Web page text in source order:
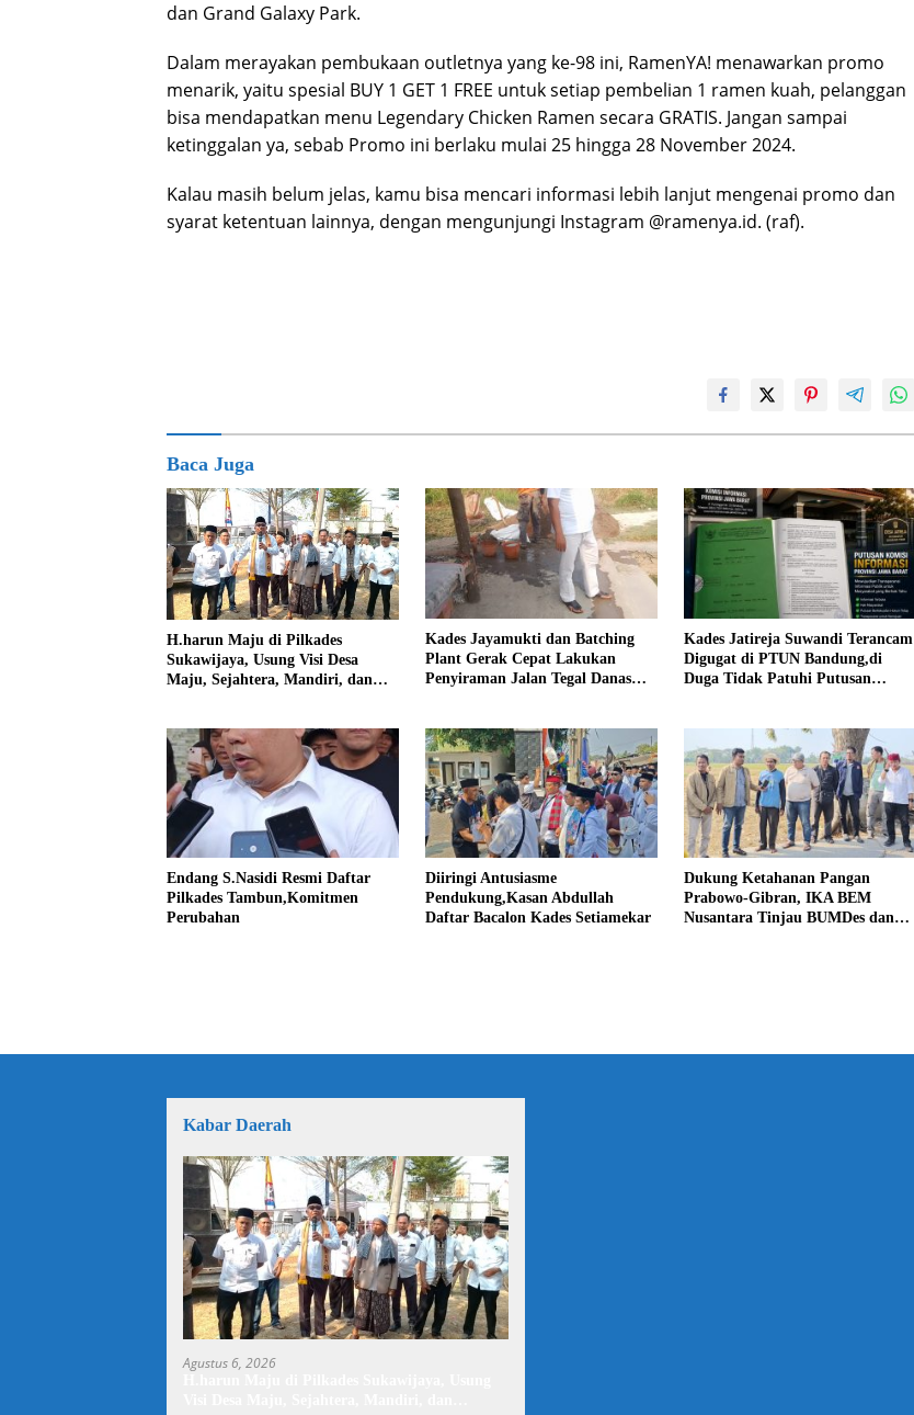
dan Grand Galaxy Park.
Dalam merayakan pembukaan outletnya yang ke-98 ini, RamenYA! menawarkan promo
menarik, yaitu spesial BUY 1 GET 1 FREE untuk setiap pembelian 1 ramen kuah, pelanggan
bisa mendapatkan menu Legendary Chicken Ramen secara GRATIS. Jangan sampai
ketinggalan ya, sebab Promo ini berlaku mulai 25 hingga 28 November 2024.
Kalau masih belum jelas, kamu bisa mencari informasi lebih lanjut mengenai promo dan
syarat ketentuan lainnya, dengan mengunjungi Instagram @ramenya.id. (raf).
Baca Juga
H.harun Maju di Pilkades
Sukawijaya, Usung Visi Desa
Maju, Sejahtera, Mandiri, dan
Kades Jayamukti dan Batching
Plant Gerak Cepat Lakukan
Penyiraman Jalan Tegal Danas
Kades Jatireja Suwandi Terancam
Digugat di PTUN Bandung,di
Duga Tidak Patuhi Putusan
Endang S.Nasidi Resmi Daftar
Pilkades Tambun,Komitmen
Perubahan
Diiringi Antusiasme
Pendukung,Kasan Abdullah
Daftar Bacalon Kades Setiamekar
Dukung Ketahanan Pangan
Prabowo-Gibran, IKA BEM
Nusantara Tinjau BUMDes dan
Kabar Daerah
Agustus 6, 2026